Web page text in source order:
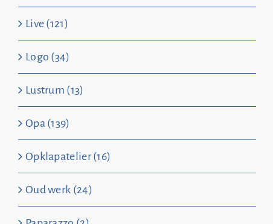
Live (121)
Logo (34)
Lustrum (13)
Opa (139)
Opklapatelier (16)
Oud werk (24)